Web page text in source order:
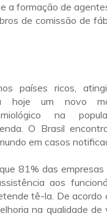
a formação de
de comissão de
países ricos,
hoje um novo
na
O Brasil
em casos
81% das empresas
aos
tê-la. De acordo
na qualidade de